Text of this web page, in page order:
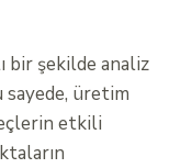
bir şekilde analiz
sayede, üretim
etkili